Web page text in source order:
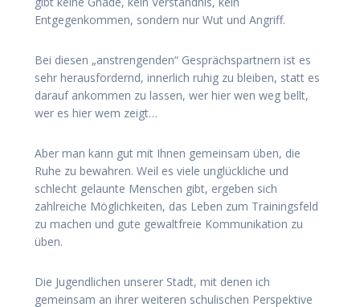
Entgegenkommen, sondern nur Wut und Angriff.
Bei diesen „anstrengenden“ Gesprächspartnern ist es
sehr herausfordernd, innerlich ruhig zu bleiben, statt es
darauf ankommen zu lassen, wer hier wen weg bellt,
wer es hier wem zeigt…
Aber man kann gut mit Ihnen gemeinsam üben, die
Ruhe zu bewahren. Weil es viele unglückliche und
schlecht gelaunte Menschen gibt, ergeben sich
zahlreiche Möglichkeiten, das Leben zum Trainingsfeld
zu machen und gute gewaltfreie Kommunikation zu
üben.
Die Jugendlichen unserer Stadt, mit denen ich
gemeinsam an ihrer weiteren schulischen Perspektive